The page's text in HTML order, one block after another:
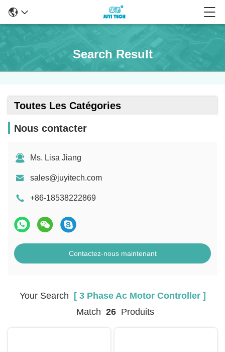
Search Result
Toutes Les Catégories
Nous contacter
Ms. Lisa Jiang
sales@juyitech.com
+86-18538222869
Contactez-nous maintenant
Your Search [ 3 Phase Ac Motor Controller ]
Match 26Produits